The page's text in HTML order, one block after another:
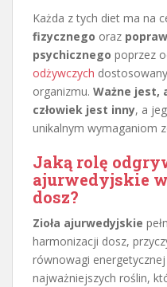
Każda z tych diet ma na
fizycznego oraz
psychicznego poprzez
odżywczych
organizmu. Ważne jest,
człowiek jest inny, a
unikalnym wymaganiom
Jaką rolę
ajurwedyjskie
dosz?
Zioła ajurwedyjskie
harmonizacji dosz,
równowagi
najważniejszych roślin,